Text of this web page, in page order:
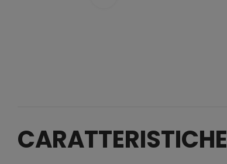
CARATTERISTICHE